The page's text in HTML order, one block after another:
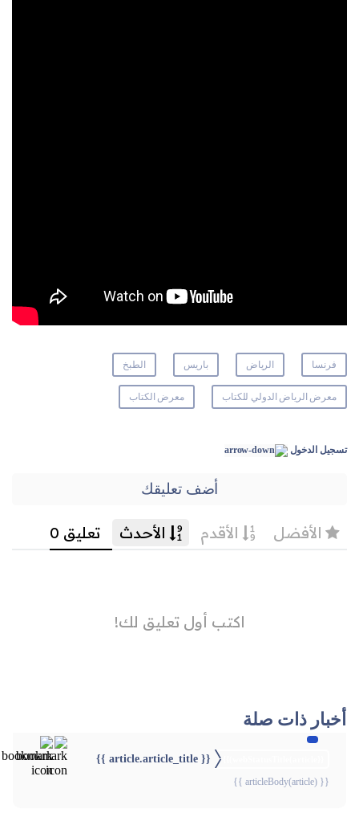
فرنسا الرياض باريس الطبخ
معرض الرياض الدولي للكتاب معرض الكتاب
تسجيل الدخول
أضف تعليقك
أخبار ذات صلة
{{ article.article_title }}
{{ articleBody(article) }}